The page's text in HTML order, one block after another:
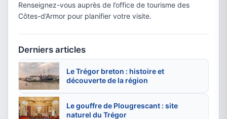
Renseignez-vous auprès de l’office de tourisme des
Côtes-d’Armor pour planifier votre visite.
Derniers articles
Le Trégor breton : histoire et
découverte de la région
Le gouffre de Plougrescant : site
naturel du Trégor